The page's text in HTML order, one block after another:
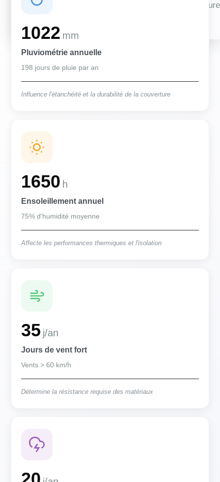
Des conditions qui influencent vos travaux de couverture
1022 mm
Pluviométrie annuelle
198 jours de pluie par an
Influence l'étanchéité et la durabilité de la couverture
1650 h
Ensoleillement annuel
75% d'humidité moyenne
Affecte les performances thermiques et l'isolation
35 j/an
Jours de vent fort
Vents > 60 km/h
Détermine la résistance requise des matériaux